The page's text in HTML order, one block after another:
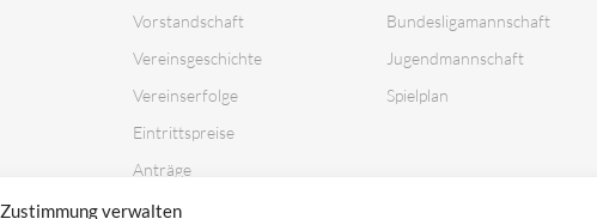
Zustimmung verwalten
Vorstandschaft
Vereinsgeschichte
Vereinserfolge
Eintrittspreise
Anträge
Partner & Sponsoren
Bundesligamannschaft
Jugendmannschaft
Spielplan